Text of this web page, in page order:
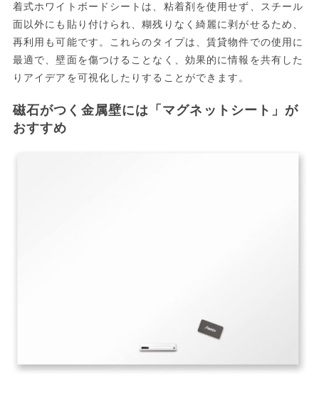
着式ホワイトボードシートは、粘着剤を使用せず、スチール
面以外にも貼り付けられ、糊残りなく綺麗に剥がせるため、
再利用も可能です。これらのタイプは、賃貸物件での使用に
最適で、壁面を傷つけることなく、効果的に情報を共有した
りアイデアを可視化したりすることができます。
磁石がつく金属壁には「マグネットシート」が
おすすめ